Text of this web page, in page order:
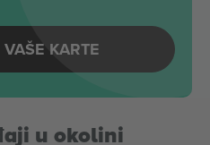
KARTE
u okolini